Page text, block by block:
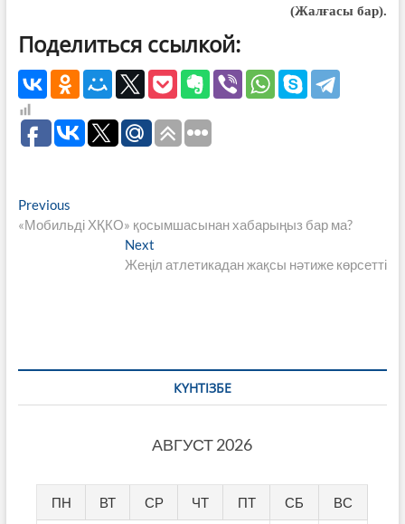
(Жалғасы бар).
Поделиться ссылкой:
Навигация
по
PreviousPrevious
post:
«Мобильді ХҚКО» қосымшасынан хабарыңыз бар ма?
Next
post:
Жеңіл атлетикадан жақсы нәтиже көрсетті
КҮНТІЗБЕ
АВГУСТ 2026
ПН ВТ СР ЧТ ПТ СБ ВС